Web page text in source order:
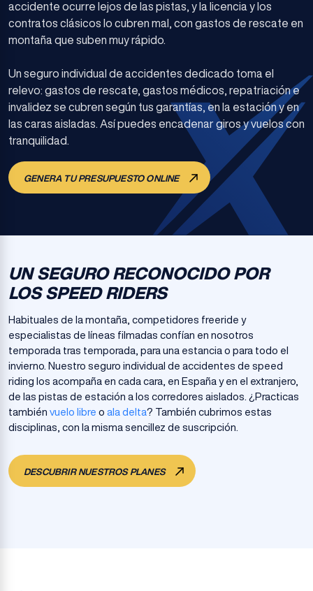
accidente ocurre lejos de las pistas, y la licencia y los
contratos clásicos lo cubren mal, con gastos de rescate en
montaña que suben muy rápido.
Un seguro individual de accidentes dedicado toma el
relevo: gastos de rescate, gastos médicos, repatriación e
invalidez se cubren según tus garantías, en la estación y en
las caras aisladas. Así puedes encadenar giros y vuelos con
tranquilidad.
GENERA TU PRESUPUESTO ONLINE
UN SEGURO RECONOCIDO POR
LOS SPEED RIDERS
Habituales de la montaña, competidores freeride y
especialistas de líneas filmadas confían en nosotros
temporada tras temporada, para una estancia o para todo el
invierno. Nuestro seguro individual de accidentes de speed
riding los acompaña en cada cara, en España y en el extranjero,
de las pistas de estación a los corredores aislados. ¿Practicas
también vuelo libre o ala delta? También cubrimos estas
disciplinas, con la misma sencillez de suscripción.
DESCUBRIR NUESTROS PLANES